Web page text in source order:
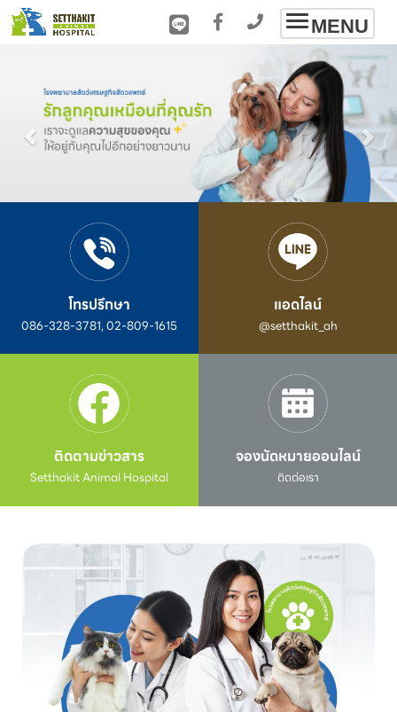
Toggle
navigation
MENU
โทรปรึกษา
086-328-3781, 02-809-1615
แอดไลน์
@setthakit_ah
ติดตามข่าวสาร
Setthakit Animal Hospital
จองนัดหมายออนไลน์
ติดต่อเรา